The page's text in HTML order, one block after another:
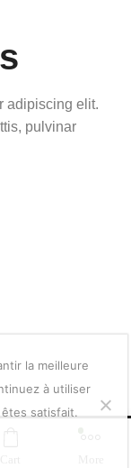
adipiscing elit.
pulvinar
la meilleure
à utiliser
satisfait.